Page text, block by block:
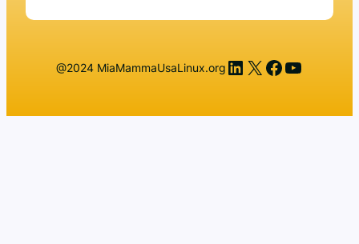
@2024 MiaMammaUsaLinux.org LinkedIn
X Facebook